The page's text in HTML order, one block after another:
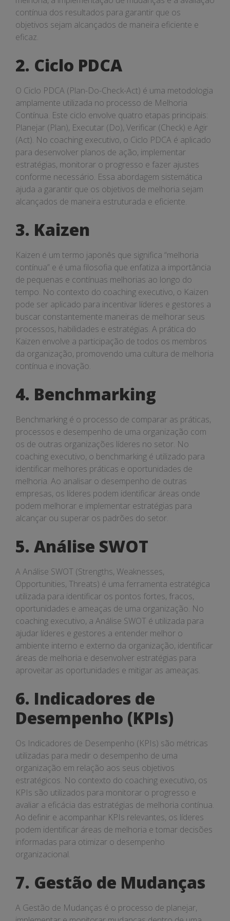
contínua dos resultados para garantir que os
objetivos sejam alcançados de maneira eficiente e
eficaz.
2. Ciclo PDCA
O Ciclo PDCA (Plan-Do-Check-Act) é uma metodologia
amplamente utilizada no processo de Melhoria
Contínua. Este ciclo envolve quatro etapas principais:
Planejar (Plan), Executar (Do), Verificar (Check) e Agir
(Act). No coaching executivo, o Ciclo PDCA é aplicado
para desenvolver planos de ação, implementar
estratégias, monitorar o progresso e fazer ajustes
conforme necessário. Essa abordagem sistemática
ajuda a garantir que os objetivos de melhoria sejam
alcançados de maneira estruturada e eficiente.
3. Kaizen
Kaizen é um termo japonês que significa “melhoria
contínua” e é uma filosofia que enfatiza a importância
de pequenas e contínuas melhorias ao longo do
tempo. No contexto do coaching executivo, o Kaizen
pode ser aplicado para incentivar líderes e gestores a
buscar constantemente maneiras de melhorar seus
processos, habilidades e estratégias. A prática do
Kaizen envolve a participação de todos os membros
da organização, promovendo uma cultura de melhoria
contínua e inovação.
4. Benchmarking
Benchmarking é o processo de comparar as práticas,
processos e desempenho de uma organização com
os de outras organizações líderes no setor. No
coaching executivo, o benchmarking é utilizado para
identificar melhores práticas e oportunidades de
melhoria. Ao analisar o desempenho de outras
empresas, os líderes podem identificar áreas onde
podem melhorar e implementar estratégias para
alcançar ou superar os padrões do setor.
5. Análise SWOT
A Análise SWOT (Strengths, Weaknesses,
Opportunities, Threats) é uma ferramenta estratégica
utilizada para identificar os pontos fortes, fracos,
oportunidades e ameaças de uma organização. No
coaching executivo, a Análise SWOT é utilizada para
ajudar líderes e gestores a entender melhor o
ambiente interno e externo da organização, identificar
áreas de melhoria e desenvolver estratégias para
aproveitar as oportunidades e mitigar as ameaças.
6. Indicadores de
Desempenho (KPIs)
Os Indicadores de Desempenho (KPIs) são métricas
utilizadas para medir o desempenho de uma
organização em relação aos seus objetivos
estratégicos. No contexto do coaching executivo, os
KPIs são utilizados para monitorar o progresso e
avaliar a eficácia das estratégias de melhoria contínua.
Ao definir e acompanhar KPIs relevantes, os líderes
podem identificar áreas de melhoria e tomar decisões
informadas para otimizar o desempenho
organizacional.
7. Gestão de Mudanças
A Gestão de Mudanças é o processo de planejar,